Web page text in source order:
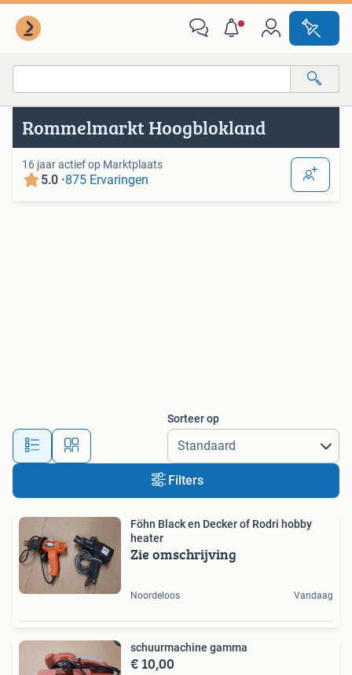
Alle afstanden…
Van deze adverteerder
Rommelmarkt Hoogblokland
16 jaar actief op Marktplaats
5.0 ·875 Ervaringen
Sorteer op
Filters
Föhn Black en Decker of Rodri hobby
heater
Zie omschrijving
Noordeloos Vandaag
schuurmachine gamma
€ 10,00